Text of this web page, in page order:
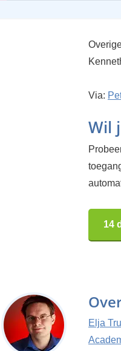
Via:
Wil
14
Elja